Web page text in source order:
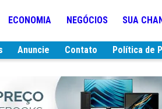
ECONOMIA NEGÓCIOS SUA
Anuncie Contato Política de